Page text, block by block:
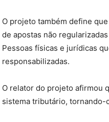
O projeto também define
de apostas não
Pessoas físicas e jurídicas
responsabilizadas.
O relator do projeto afirmou
sistema tributário,